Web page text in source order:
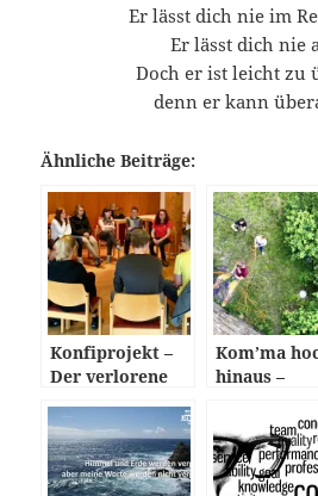
Er lässt dich nie im
Er lässt dich nie
Doch er ist leicht zu
denn er kann
Ähnliche Beiträge:
Konfiprojekt –
Der verlorene
Kom’ma
hinaus –
gehen auf
Haldyturm
ihre